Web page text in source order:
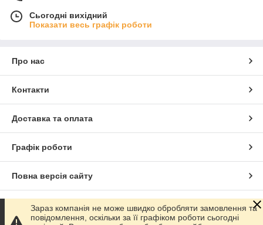
Сьогодні вихідний
Показати весь графік роботи
Про нас
Контакти
Доставка та оплата
Графік роботи
Повна версія сайту
Сайт створено на маркетплейсіProm.ua
Зараз компанія не може швидко обробляти замовлення та
повідомлення, оскільки за її графіком роботи сьогодні